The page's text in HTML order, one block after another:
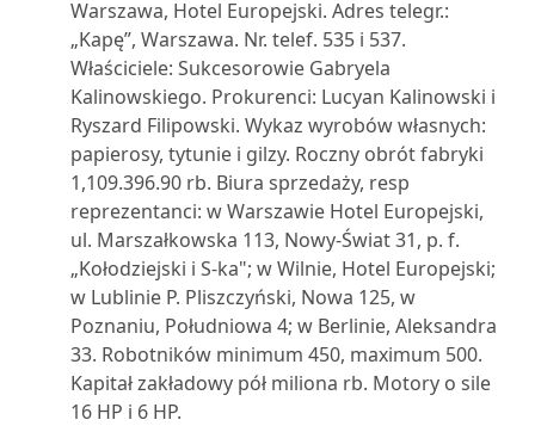
Warszawa, Hotel Europejski. Adres telegr.:
„Kapę”, Warszawa. Nr. telef. 535 i 537.
Właściciele: Sukcesorowie Gabryela
Kalinowskiego. Prokurenci: Lucyan Kalinowski i
Ryszard Filipowski. Wykaz wyrobów własnych:
papierosy, tytunie i gilzy. Roczny obrót fabryki
1,109.396.90 rb. Biura sprzedaży, resp
reprezentanci: w Warszawie Hotel Europejski,
ul. Marszałkowska 113, Nowy-Świat 31, p. f.
„Kołodziejski i S-ka"; w Wilnie, Hotel Europejski;
w Lublinie P. Pliszczyński, Nowa 125, w
Poznaniu, Południowa 4; w Berlinie, Aleksandra
33. Robotników minimum 450, maximum 500.
Kapitał zakładowy pół miliona rb. Motory o sile
16 HP i 6 HP.